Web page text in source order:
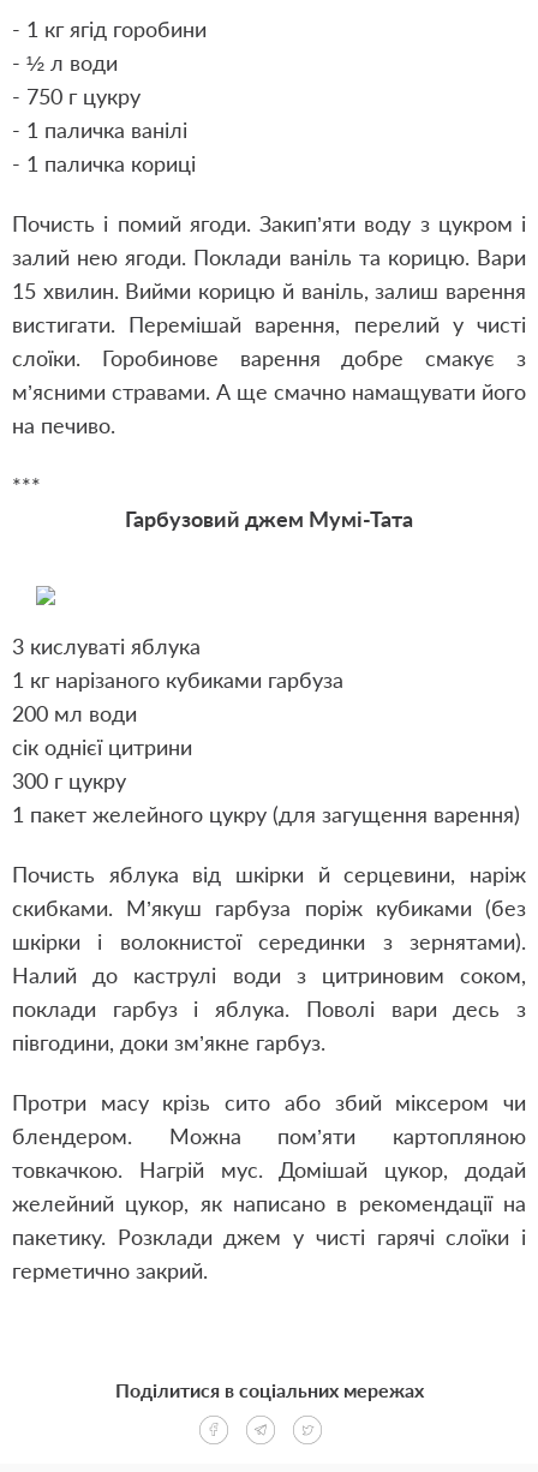
- 1 кг ягід горобини
- ½ л води
- 750 г цукру
- 1 паличка ванілі
- 1 паличка кориці
Почисть і помий ягоди. Закип’яти воду з цукром і
залий нею ягоди. Поклади ваніль та корицю. Вари
15 хвилин. Вийми корицю й ваніль, залиш варення
вистигати. Перемішай варення, перелий у чисті
слоїки. Горобинове варення добре смакує з
м’ясними стравами. А ще смачно намащувати його
на печиво.
***
Гарбузовий джем Мумі-Тата
3 кислуваті яблука
1 кг нарізаного кубиками гарбуза
200 мл води
сік однієї цитрини
300 г цукру
1 пакет желейного цукру (для загущення варення)
Почисть яблука від шкірки й серцевини, наріж
скибками. М’якуш гарбуза поріж кубиками (без
шкірки і волокнистої серединки з зернятами).
Налий до каструлі води з цитриновим соком,
поклади гарбуз і яблука. Поволі вари десь з
півгодини, доки зм’якне гарбуз.
Протри масу крізь сито або збий міксером чи
блендером. Можна пом’яти картопляною
товкачкою. Нагрій мус. Домішай цукор, додай
желейний цукор, як написано в рекомендації на
пакетику. Розклади джем у чисті гарячі слоїки і
герметично закрий.
Поділитися в соціальних мережах